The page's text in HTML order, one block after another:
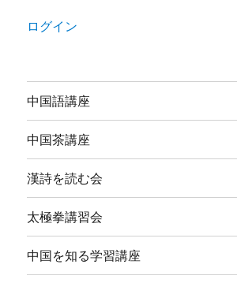
ログイン
中国語講座
中国茶講座
漢詩を読む会
太極拳講習会
中国を知る学習講座